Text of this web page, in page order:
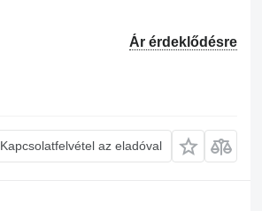
Ár érdeklődésre
Kapcsolatfelvétel az eladóval